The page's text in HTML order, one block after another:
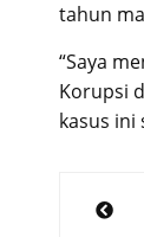
tahun
“Saya
Korupsi
kasus ini
Post